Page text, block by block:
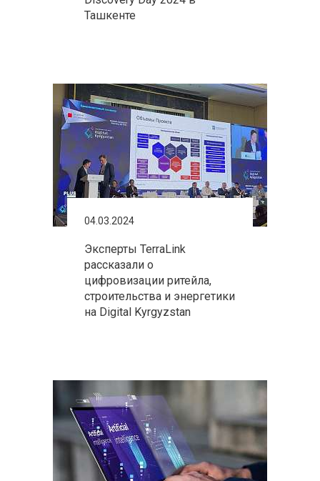
Ташкенте
04.03.2024
Эксперты TerraLink
рассказали о
цифровизации ритейла,
строительства и энергетики
на Digital Kyrgyzstan